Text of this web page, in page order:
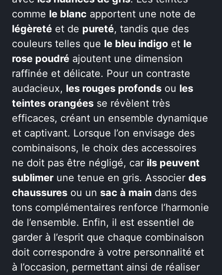
comme le blanc apportent une note de
légèreté et de pureté, tandis que des
couleurs telles que le bleu indigo et le
rose poudré ajoutent une dimension
raffinée et délicate. Pour un contraste
audacieux, les rouges profonds ou les
teintes orangées se révèlent très
efficaces, créant un ensemble dynamique
et captivant. Lorsque l’on envisage des
combinaisons, le choix des accessoires
ne doit pas être négligé, car ils peuvent
sublimer une tenue en gris. Associer des
chaussures ou un sac à main dans des
tons complémentaires renforce l’harmonie
de l’ensemble. Enfin, il est essentiel de
garder à l’esprit que chaque combinaison
doit correspondre à votre personnalité et
à l’occasion, permettant ainsi de réaliser